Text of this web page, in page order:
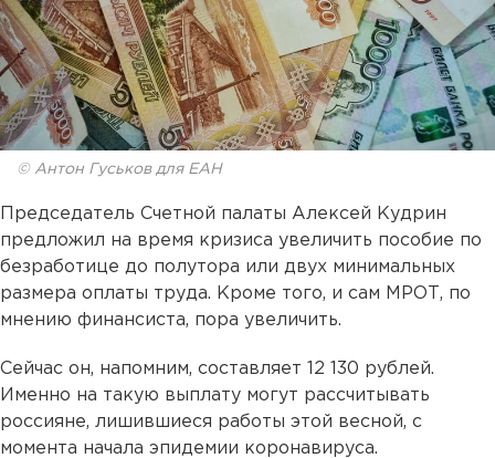
© Антон Гуськов для ЕАН
Председатель Счетной палаты Алексей Кудрин
предложил на время кризиса увеличить пособие по
безработице до полутора или двух минимальных
размера оплаты труда. Кроме того, и сам МРОТ, по
мнению финансиста, пора увеличить.
Сейчас он, напомним, составляет 12 130 рублей.
Именно на такую выплату могут рассчитывать
россияне, лишившиеся работы этой весной, с
момента начала эпидемии коронавируса.